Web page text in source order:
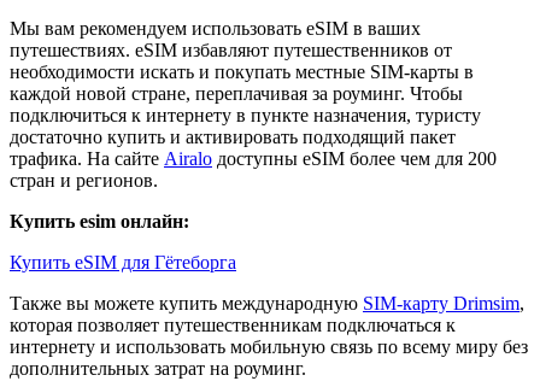
Мы вам рекомендуем использовать eSIM в ваших
путешествиях. eSIM избавляют путешественников от
необходимости искать и покупать местные SIM-карты в
каждой новой стране, переплачивая за роуминг. Чтобы
подключиться к интернету в пункте назначения, туристу
достаточно купить и активировать подходящий пакет
трафика. На сайте Airalo доступны eSIM более чем для 200
стран и регионов.
Купить esim онлайн:
Купить eSIM для Гётеборга
Также вы можете купить международную SIM-карту Drimsim,
которая позволяет путешественникам подключаться к
интернету и использовать мобильную связь по всему миру без
дополнительных затрат на роуминг.